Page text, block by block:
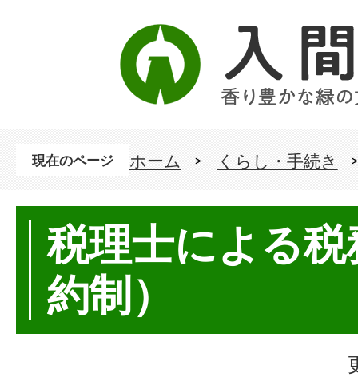
現在のページ ホーム くらし・手続き
税理士による
約制）